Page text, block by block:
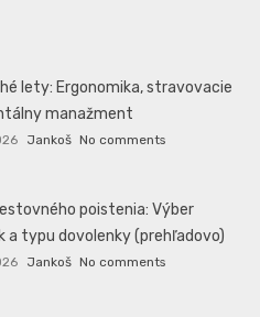
lety: Ergonomika, stravovacie
manažment
Jankoš No comments
poistenia: Výber
a typu dovolenky (prehľadovo)
Jankoš No comments